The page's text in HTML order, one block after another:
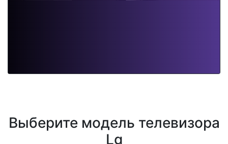
Выберите модель телевизора
Lg